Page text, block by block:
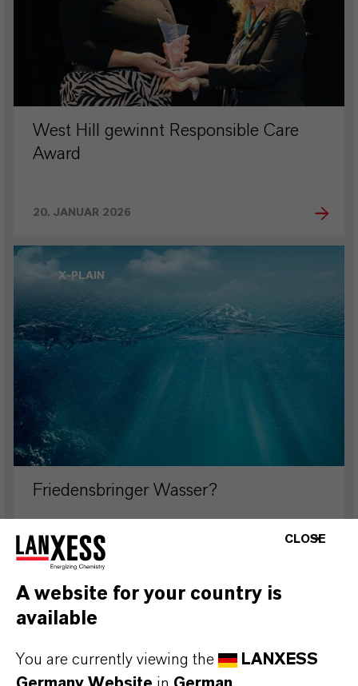
West Hill gewinnt Responsible Care
Award
20. JANUAR 2026
X-PLAIN
Friedensbringer Wasser?
22. MÄRZ 2024
CLOSE
A website for your country is
available
You are currently viewing the
LANXESS